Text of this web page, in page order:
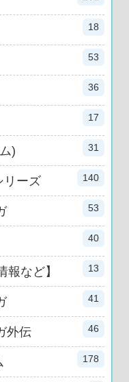
18
53
36
17
) 31
リーズ 140
53
40
報など】 13
41
外伝 46
178